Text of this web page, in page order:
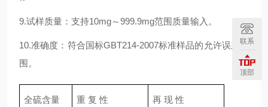
9.试样质量：支持10mg～999.9mg范围质量输入。
10.准确度：符合国标GBT214-2007标准样品的允许误差范
围。
全硫含量 重 复 性 再 现 性
联系
顶部